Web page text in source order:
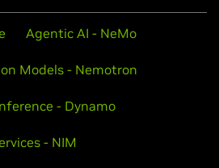
Agentic AI - NeMo
Models - Nemotron
- Dynamo
- NIM